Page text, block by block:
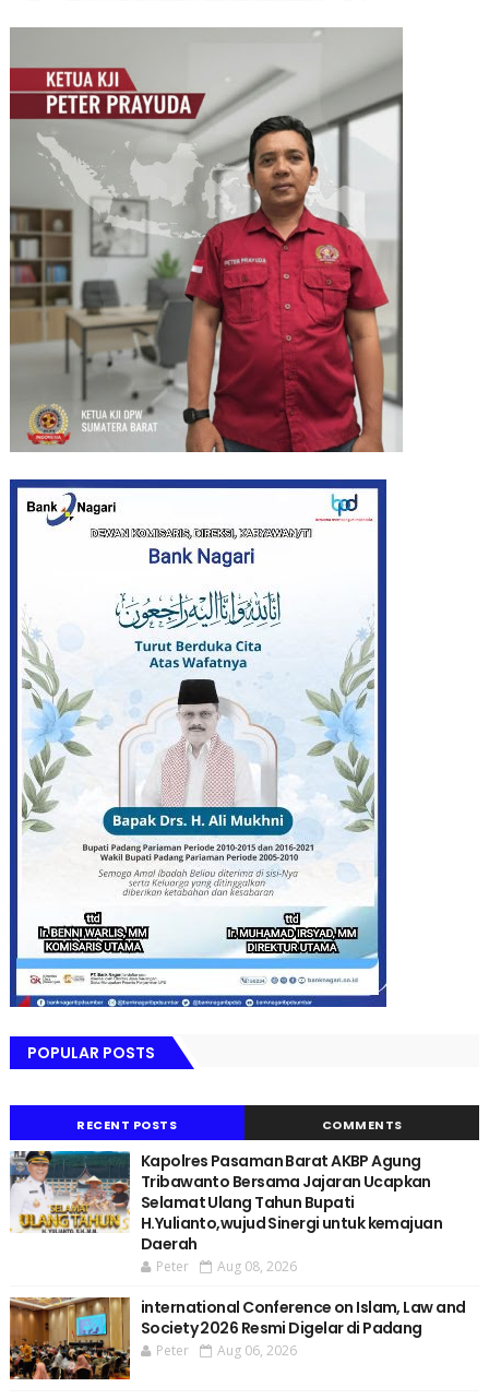
POPULAR POSTS
RECENT POSTS COMMENTS
Kapolres Pasaman Barat AKBP Agung
Tribawanto Bersama Jajaran Ucapkan
Selamat Ulang Tahun Bupati
H.Yulianto,wujud Sinergi untuk kemajuan
Daerah
Peter Aug 08, 2026
international Conference on Islam, Law and
Society 2026 Resmi Digelar di Padang
Peter Aug 06, 2026